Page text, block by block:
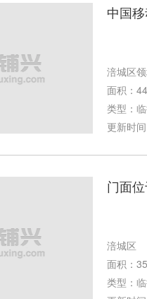
中国
涪城区
面积：
类型：
更新时
门面
涪城区
面积：
类型：